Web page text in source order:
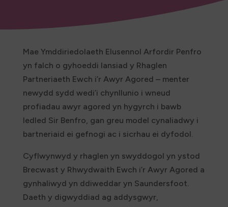
Mae Ymddiriedolaeth Elusennol Arfordir Penfro
yn falch o gyhoeddi lansiad y Rhaglen
Partneriaeth Ewch i’r Awyr Agored – menter
newydd sydd wedi’i chynllunio i wneud
profiadau awyr agored yn hygyrch i bawb
ledled Sir Benfro, gan greu model cynaliadwy i
bartneriaid ei gefnogi ac i sicrhau ei dyfodol.
Cyflwynwyd y rhaglen yn swyddogol yn ystod
Brecwast y Rhwydwaith Ewch i’r Awyr Agored a
gynhaliwyd yn ddiweddar yn Saundersfoot.
Daeth y digwyddiad ag addysgwyr,